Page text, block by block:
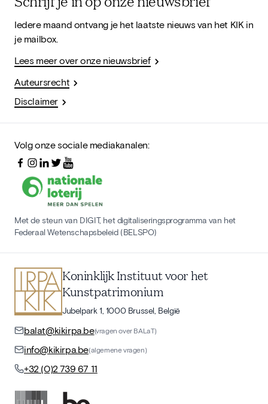
Iedere maand ontvang je het laatste nieuws van het KIK in
je mailbox.
Lees meer over onze nieuwsbrief
Auteursrecht
Disclaimer
Volg onze sociale mediakanalen:
Met de steun van DIGIT, het digitaliseringsprogramma van het
Federaal Wetenschapsbeleid (BELSPO)
Koninklijk Instituut voor het
Kunstpatrimonium
Jubelpark 1, 1000 Brussel, België
balat@kikirpa.be(vragen over BALaT)
info@kikirpa.be(algemene vragen)
+32 (0)2 739 67 11